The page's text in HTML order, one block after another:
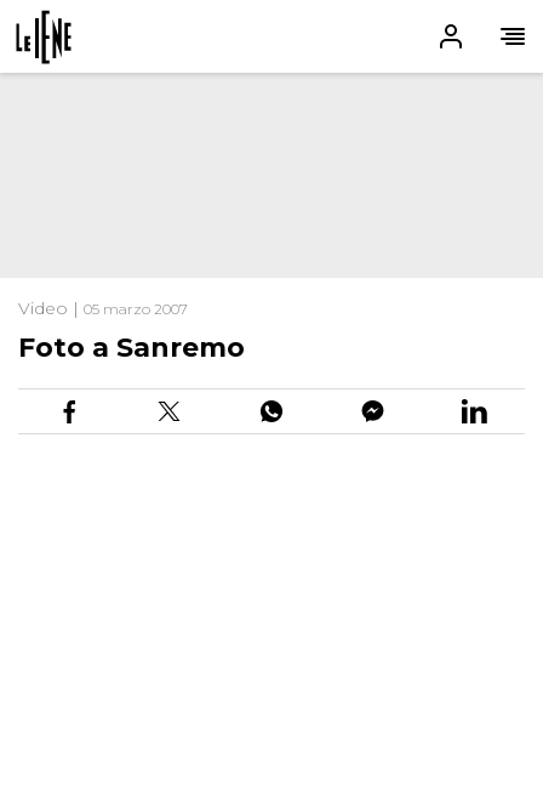
Video | 05 marzo 2007
Foto a Sanremo